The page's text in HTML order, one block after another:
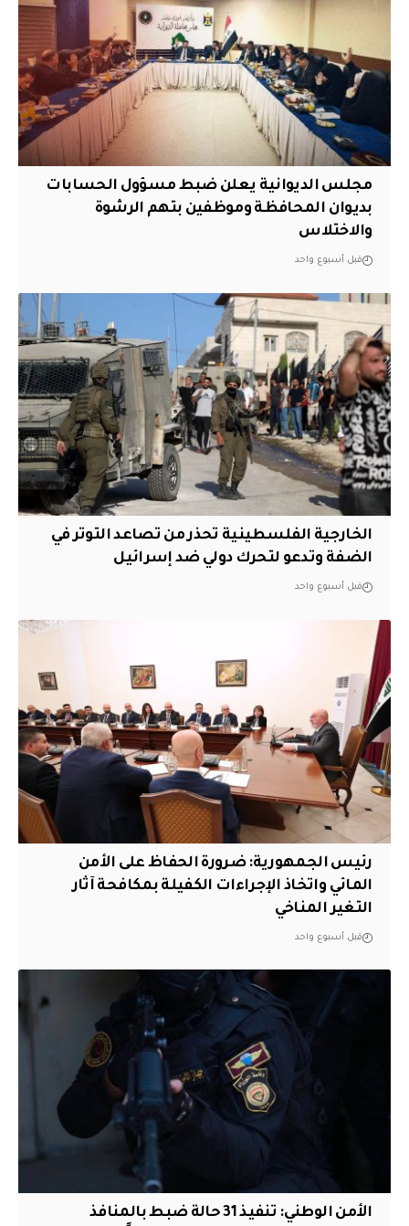
مجلس الديوانية يعلن ضبط مسؤول الحسابات
بديوان المحافظة وموظفين بتهم الرشوة
والاختلاس
قبل أسبوع واحد
الخارجية الفلسطينية تحذر من تصاعد التوتر في
الضفة وتدعو لتحرك دولي ضد إسرائيل
قبل أسبوع واحد
رئيس الجمهورية: ضرورة الحفاظ على الأمن
المائي واتخاذ الإجراءات الكفيلة بمكافحة آثار
التغير المناخي
قبل أسبوع واحد
الأمن الوطني: تنفيذ 31 حالة ضبط بالمنافذ